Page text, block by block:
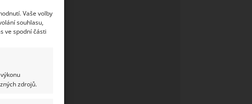
Vaše volby
souhlasu,
ve spodní části
zdrojů.